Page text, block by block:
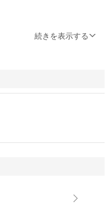
ルと、柔らかな肌触りのプ
モニタリングを快適にしま
できる密閉式のRedphone
クッションハンドルを耳と
な状態が作れます。
お送りします。
続きを表示する